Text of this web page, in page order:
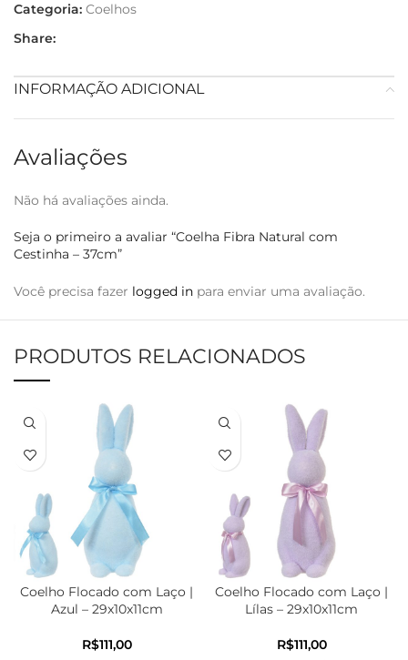
Categoria: Coelhos
Share:
INFORMAÇÃO ADICIONAL
Avaliações
Não há avaliações ainda.
Seja o primeiro a avaliar “Coelha Fibra Natural com
Cestinha – 37cm”
Você precisa fazer logged in para enviar uma avaliação.
PRODUTOS RELACIONADOS
Coelho Flocado com Laço |
Azul – 29x10x11cm
R$
Coelho Flocado com Laço |
Lílas – 29x10x11cm
R$